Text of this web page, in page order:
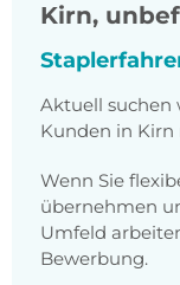
Kirn,
Aktuell suchen
Kunden in
Wenn Sie
übernehmen
Umfeld
Bewerbung.